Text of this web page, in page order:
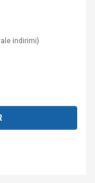
indirimi)